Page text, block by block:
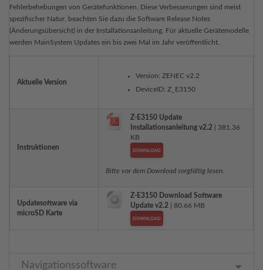
Fehlerbehebungen von Gerätefunktionen. Diese Verbesserungen sind meist
spezifischer Natur, beachten Sie dazu die Software Release Notes
(Änderungsübersicht) in der Installationsanleitung. Für aktuelle Gerätemodelle
werden MainSystem Updates ein bis zwei Mal im Jahr veröffentlicht.
Aktuelle Version
Version: ZENEC v2.2
DeviceID: Z_E3150
Instruktionen
Z-E3150 Update
Installationsanleitung v2.2 | 381.36
KB
DOWNLOAD
Bitte vor dem Download sorgfältig lesen.
Updatesoftware via
microSD Karte
Z-E3150 Download Software
Update v2.2 | 80.66 MB
DOWNLOAD
Navigationssoftware